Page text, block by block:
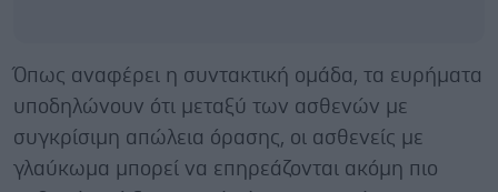
Όπως αναφέρει η συντακτική ομάδα, τα ευρήματα
υποδηλώνουν ότι μεταξύ των ασθενών με
συγκρίσιμη απώλεια όρασης, οι ασθενείς με
γλαύκωμα μπορεί να επηρεάζονται ακόμη πιο